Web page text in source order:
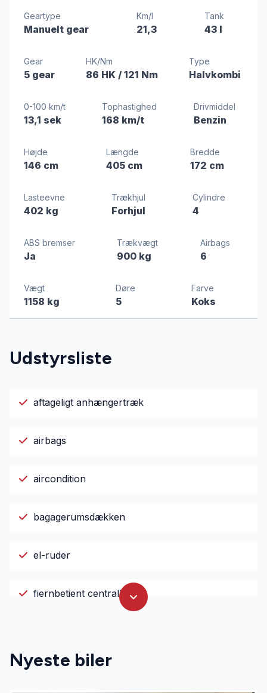
Geartype
Manuelt gear
Km/l
21,3
Tank
43 l
Gear
5 gear
HK/Nm
86 HK / 121 Nm
Type
Halvkombi
0-100 km/t
13,1 sek
Tophastighed
168 km/t
Drivmiddel
Benzin
Højde
146 cm
Længde
405 cm
Bredde
172 cm
Lasteevne
402 kg
Trækhjul
Forhjul
Cylindre
4
ABS bremser
Ja
Trækvægt
900 kg
Airbags
6
Vægt
1158 kg
Døre
5
Farve
Koks
Udstyrsliste
aftageligt anhængertræk
airbags
aircondition
bagagerumsdækken
el-ruder
fjernbetjent centrallås
håndfri til mobil
Nyeste biler